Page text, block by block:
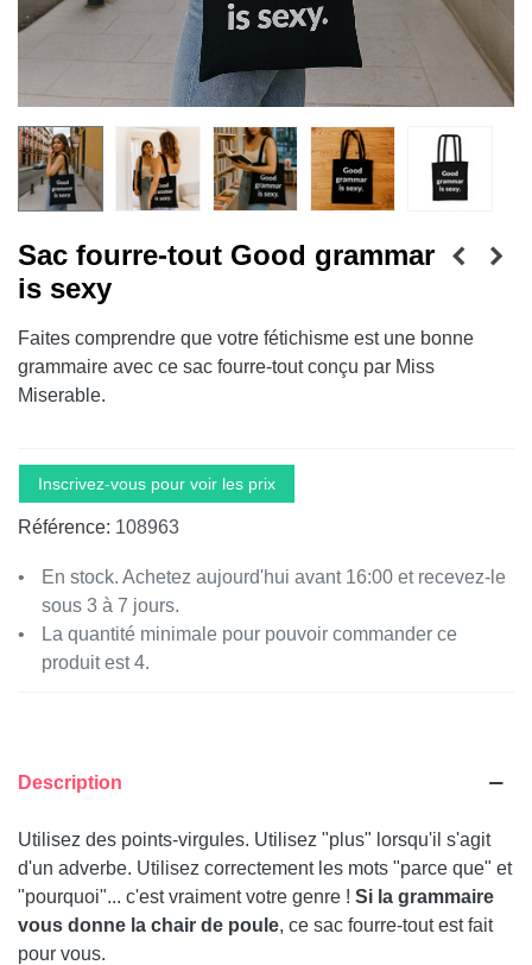
Sac fourre-tout Good grammar
is sexy
Faites comprendre que votre fétichisme est une bonne
grammaire avec ce sac fourre-tout conçu par Miss
Miserable.
Inscrivez-vous pour voir les prix
Référence: 108963
En stock. Achetez aujourd'hui avant 16:00 et recevez-le
sous 3 à 7 jours.
La quantité minimale pour pouvoir commander ce
produit est 4.
Description
Utilisez des points-virgules. Utilisez "plus" lorsqu'il s'agit
d'un adverbe. Utilisez correctement les mots "parce que" et
"pourquoi"... c'est vraiment votre genre ! Si la grammaire
vous donne la chair de poule, ce sac fourre-tout est fait
pour vous.